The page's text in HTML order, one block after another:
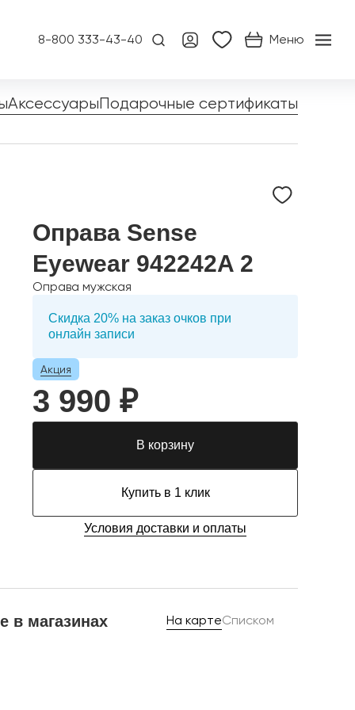
8-800 333-43-40 Меню
АксессуарыПодарочные сертификаты
Оправа Sense
Eyewear 942242A 2
Оправа мужская
Скидка 20% на заказ очков при
онлайн записи
Акция
3 990 ₽
В корзину
Купить в 1 клик
Условия доставки и оплаты
в магазинах На картеСписком